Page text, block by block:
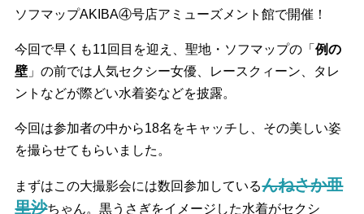
ソフマップAKIBA④号店アミューズメント館で開催！
今回で早くも11回目を迎え、聖地・ソフマップの「例の
壁 」の前では人気セクシー女優、レースクィーン、タレ
ントなどが際どい水着姿などを披露。
今回は参加者の中から18名をキャッチし、その美しい姿
を撮らせてもらいました。
まずはこの大撮影会には数回参加しているんねさか亜
里沙ちゃん。黒うさぎをイメージした水着がセクシ